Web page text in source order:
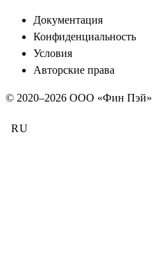
Документация
Конфиденциальность
Условия
Авторские права
© 2020–2026 ООО «Фин Пэй»
RU